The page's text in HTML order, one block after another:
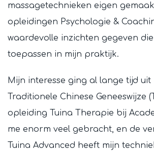
massagetechnieken eigen
opleidingen Psychologie &
waardevolle inzichten gegeven
toepassen in mijn praktijk.
Mijn interesse ging al lange tijd
Traditionele Chinese Geneeswijze
opleiding Tuina Therapie bij
me enorm veel gebracht, en de
Tuina Advanced heeft mijn